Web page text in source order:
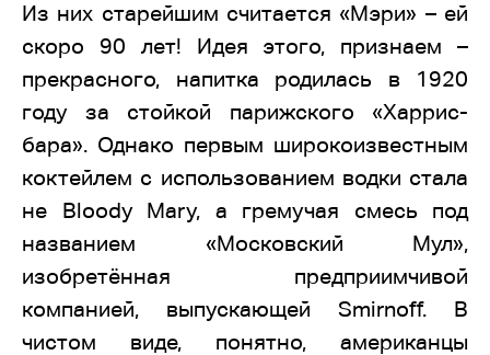
Из них старейшим считается «Мэри» – ей
скоро 90 лет! Идея этого, признаем –
прекрасного, напитка родилась в 1920
году за стойкой парижского «Харрис-
бара». Однако первым широкоизвестным
коктейлем с использованием водки стала
не Bloody Mary, а гремучая смесь под
названием «Московский Мул»,
изобретённая предприимчивой
компанией, выпускающей Smirnoff. В
чистом виде, понятно, американцы